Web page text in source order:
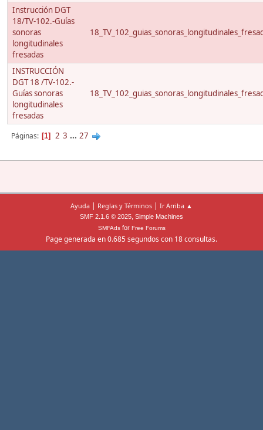
Instrucción DGT
18/TV-102.-Guías
sonoras
longitudinales
fresadas
INSTRUCCIÓN
DGT 18 /TV-102.-
Guías sonoras
longitudinales
fresadas
Páginas 1 2 3 ... 27
Ayuda | Reglas y Términos | Ir Arriba ▲
SMF 2.1.6 © 2025, Simple Machines
SMFAdsfor Free Forums
Page generada en 0.685 segundos con 18 consultas.